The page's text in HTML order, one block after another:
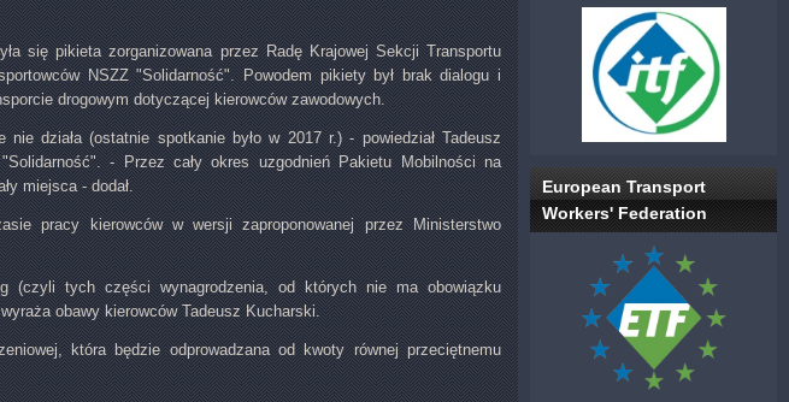
się pikieta zorganizowana przez Radę Krajowej Sekcji Transportu
NSZZ "Solidarność". Powodem pikiety był brak dialogu i
drogowym dotyczącej kierowców zawodowych.
działa (ostatnie spotkanie było w 2017 r.) - powiedział Tadeusz
- Przez cały okres uzgodnień Pakietu Mobilności na
miejsca - dodał.
pracy kierowców w wersji zaproponowanej przez Ministerstwo
(czyli tych części wynagrodzenia, od których nie ma obowiązku
obawy kierowców Tadeusz Kucharski.
która będzie odprowadzana od kwoty równej przeciętnemu
European Transport
Workers' Federation